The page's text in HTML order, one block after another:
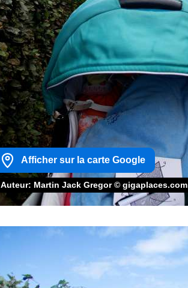
Afficher sur la carte Google
Auteur: Martin Jack Gregor © gigaplaces.com